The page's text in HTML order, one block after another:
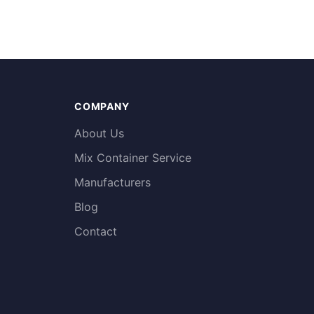
COMPANY
About Us
Mix Container Service
Manufacturers
Blog
Contact